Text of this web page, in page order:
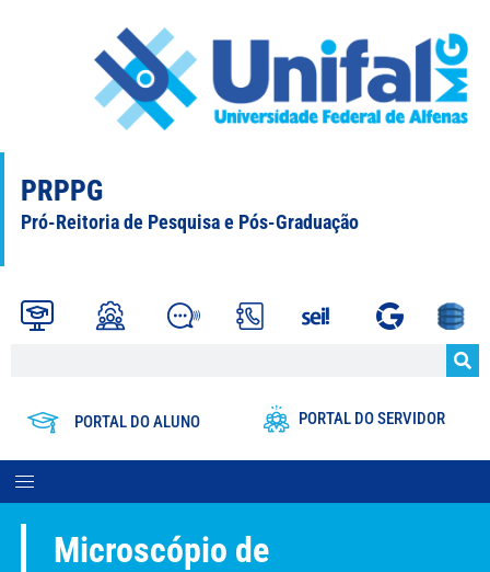
PRPPG
Pró-Reitoria de Pesquisa e Pós-Graduação
PORTAL DO ALUNO PORTAL DO SERVIDOR
Microscópio de